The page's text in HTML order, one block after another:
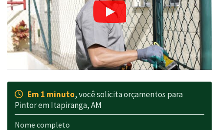
Em 1 minuto, você solicita orçamentos para
Pintor em Itapiranga, AM
Nome completo